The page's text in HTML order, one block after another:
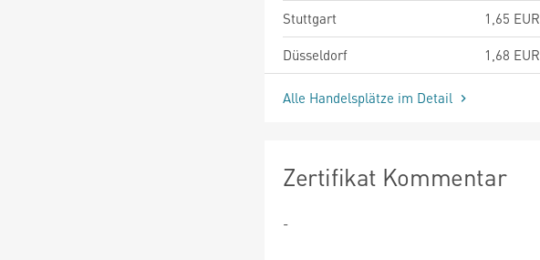
Stuttgart
1,65 EUR
Düsseldorf
1,68 EUR
Alle Handelsplätze im Detail
Zertifikat Kommentar
-